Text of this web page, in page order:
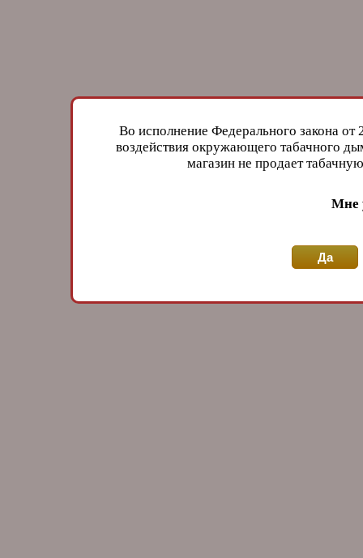
Во исполнение Федерального закона
воздействия окружающего табачного
магазин не продает
Мне
Да